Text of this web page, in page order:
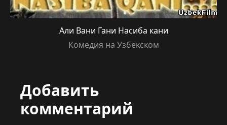
Али Вани Гани Насиба кани
Комедия на Узбекском
Добавить
комментарий